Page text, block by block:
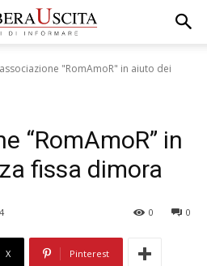
"RomAmoR" in aiuto dei
“RomAmoR” in
fissa dimora
0
0
X Pinterest